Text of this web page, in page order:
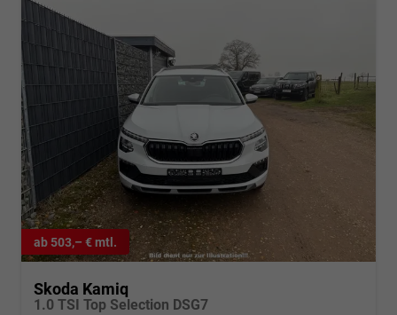
ab 503,– € mtl.
Skoda Kamiq
1.0 TSI Top Selection DSG7